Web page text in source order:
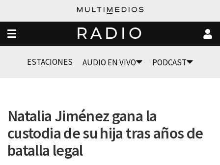
RADIO
ESTACIONES AUDIO EN VIVO PODCAST
Natalia Jiménez gana la
custodia de su hija tras años de
batalla legal